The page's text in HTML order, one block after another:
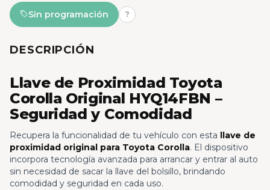
Sin programación ?
DESCRIPCIÓN
Llave de Proximidad Toyota
Corolla Original HYQ14FBN –
Seguridad y Comodidad
Recupera la funcionalidad de tu vehículo con esta llave de
proximidad original para Toyota Corolla. El dispositivo
incorpora tecnología avanzada para arrancar y entrar al auto
sin necesidad de sacar la llave del bolsillo, brindando
comodidad y seguridad en cada uso.